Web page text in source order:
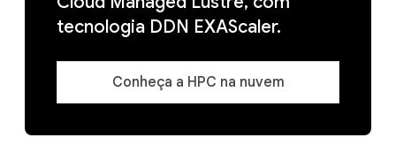
tecnologia DDN EXAScaler.
Conheça a HPC na nuvem